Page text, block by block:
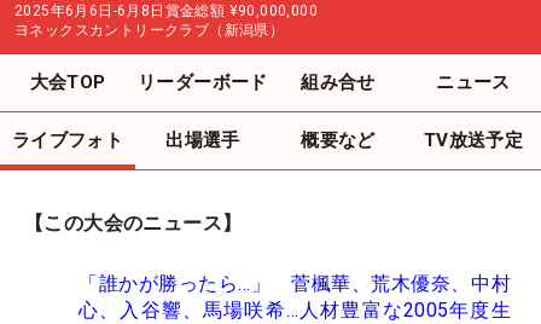
2025年6月6日-6月8日 賞金総額 ¥90,000,000
ヨネックスカントリークラブ（新潟県）
大会TOP リーダーボード 組み合せ ニュース
ライブフォト 出場選手 概要など TV放送予定
【この大会のニュース】
「誰かが勝ったら…」 菅楓華、荒木優奈、中村
心、入谷響、馬場咲希…人材豊富な2005年度生